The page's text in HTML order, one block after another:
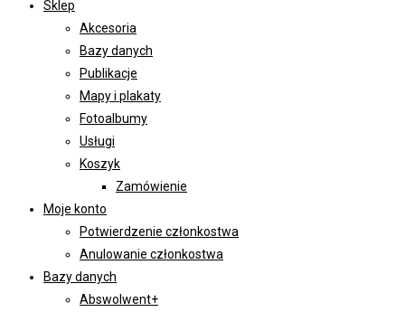
Sklep
Akcesoria
Bazy danych
Publikacje
Mapy i plakaty
Fotoalbumy
Usługi
Koszyk
Zamówienie
Moje konto
Potwierdzenie członkostwa
Anulowanie członkostwa
Bazy danych
Abswolwent+